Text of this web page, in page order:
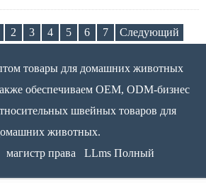
2 3 4 5 6 7 Следующий
товары для домашних животных
обеспечиваем OEM, ODM-бизнес
швейных товаров для
животных.
магистр права LLms Полный